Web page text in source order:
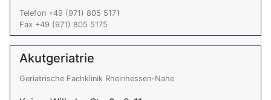
Telefon +49 (971) 805 5171
Fax +49 (971) 805 5175
Akutgeriatrie
Geriatrische Fachklinik Rheinhessen-Nahe